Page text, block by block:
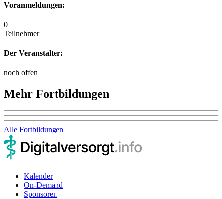
Voranmeldungen:
0
Teilnehmer
Der Veranstalter:
noch offen
Mehr Fortbildungen
Alle Fortbildungen
Kalender
On-Demand
Sponsoren